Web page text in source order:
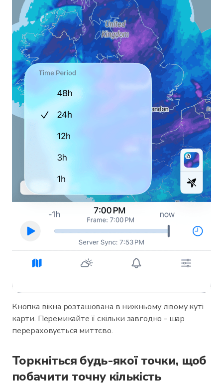
Кнопка вікна розташована в нижньому лівому куті
карти. Перемикайте її скільки завгодно - шар
перераховується миттєво.
Торкніться будь-якої точки, щоб
побачити точну кількість